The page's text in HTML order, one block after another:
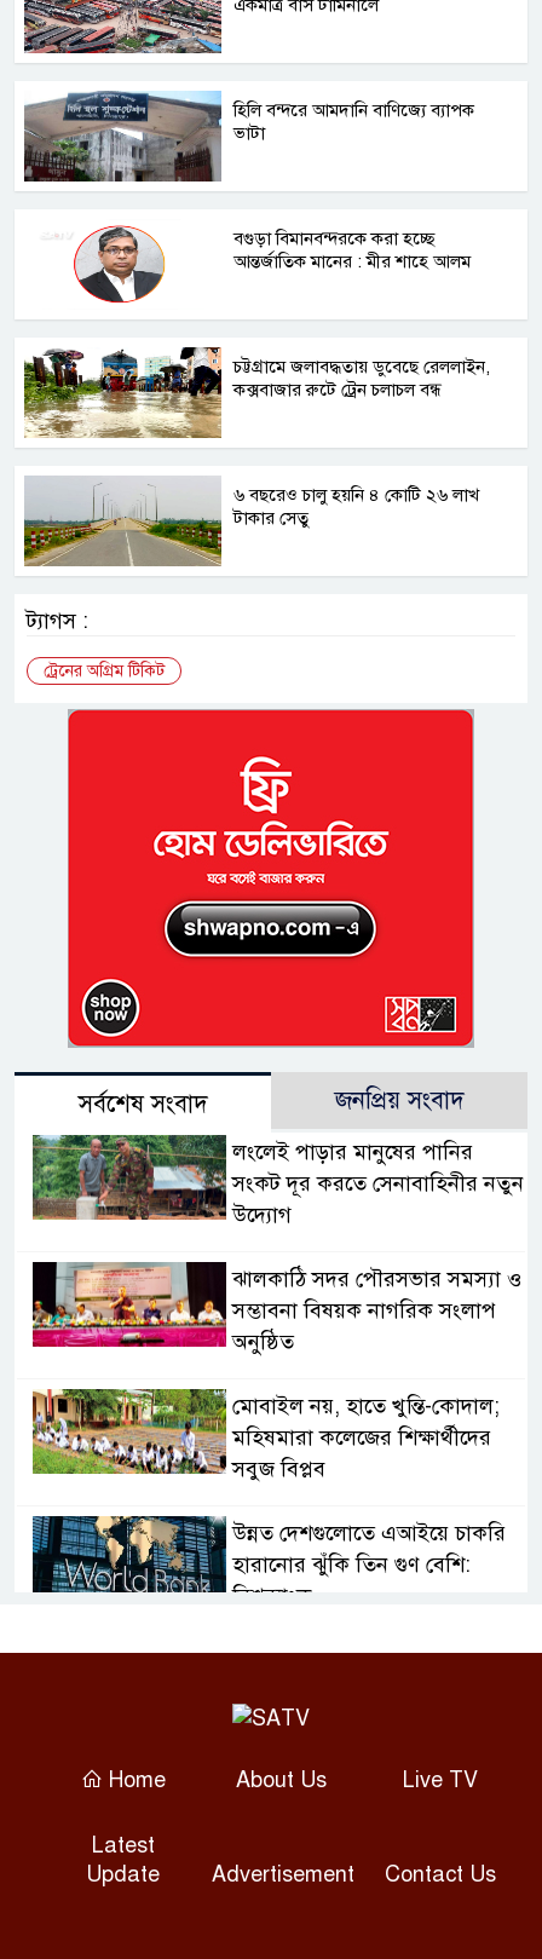
একমাত্র বাস টার্মিনালে
হিলি বন্দরে আমদানি বাণিজ্যে ব্যাপক
ভাটা
বগুড়া বিমানবন্দরকে করা হচ্ছে
আন্তর্জাতিক মানের : মীর শাহে আলম
চট্টগ্রামে জলাবদ্ধতায় ডুবেছে রেললাইন,
কক্সবাজার রুটে ট্রেন চলাচল বন্ধ
৬ বছরেও চালু হয়নি ৪ কোটি ২৬ লাখ
টাকার সেতু
ট্যাগস :
ট্রেনের অগ্রিম টিকিট
সর্বশেষ সংবাদ জনপ্রিয় সংবাদ
লংলেই পাড়ার মানুষের পানির
সংকট দূর করতে সেনাবাহিনীর নতুন
উদ্যোগ
ঝালকাঠি সদর পৌরসভার সমস্যা ও
সম্ভাবনা বিষয়ক নাগরিক সংলাপ
অনুষ্ঠিত
মোবাইল নয়, হাতে খুন্তি-কোদাল;
মহিষমারা কলেজের শিক্ষার্থীদের
সবুজ বিপ্লব
উন্নত দেশগুলোতে এআইয়ে চাকরি
হারানোর ঝুঁকি তিন গুণ বেশি:
বিশ্বব্যাংক
শেয়ারবাজার কারসাজি: সাকিবসহ
বাংলাদেশি কৃষি শ্রমিক নেবে ওমান,
দুর্নীতি তদন্ত: চার সিটি প্রকৌশলীর
Home About Us Live TV
Latest
Update
Advertisement Contact Us